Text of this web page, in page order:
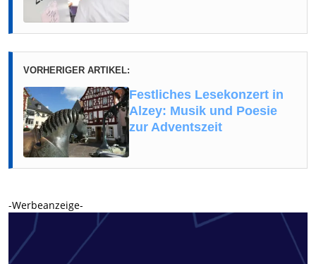
VORHERIGER ARTIKEL:
Festliches Lesekonzert in
Alzey: Musik und Poesie
zur Adventszeit
-Werbeanzeige-